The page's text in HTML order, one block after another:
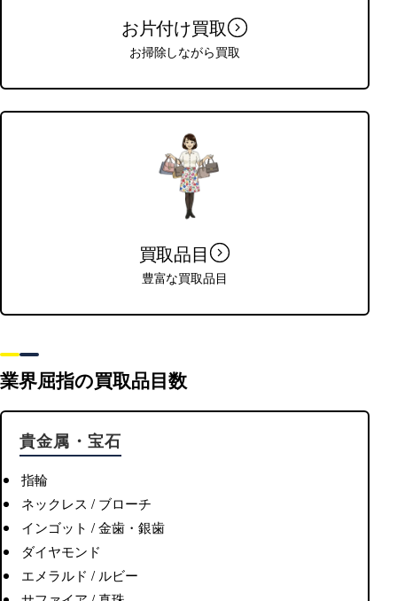
お片付け買取
お掃除しながら買取
買取品目
豊富な買取品目
業界屈指の買取品目数
貴金属・宝石
指輪
ネックレス / ブローチ
インゴット / 金歯・銀歯
ダイヤモンド
エメラルド / ルビー